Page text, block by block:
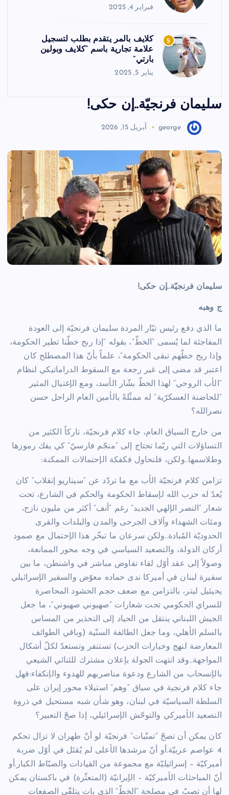
فبراير 4, 2025
5
كلايف بالمر يتقدم بطلب لتسجيل
علامة تجارية باسم “كلايف وبولين
بارتي”
يناير 5, 2025
سليمان فرنجيّة..إن حكى!
george أبريل 15, 2026
سليمان فرنجيّة..إن حكى!
ج وهبه
ما الذي دفع رئيس تيّار المردة سليمان فرنجيّة إلى العودة
المفاجئة لما يُسمى “الخطّ”، بقوله “إذا ربح خطّنا تطير الحكومة،
وإذا ربح خطّهم تبقى الحكومة”، علماً بأنّ هذا المصطلح كان
اعتبر قد مضى إلى غير رجعة مع السقوط الدراماتيكي لنظام
“الأب الروحي” لهذا الخطّ بشّار الأسد، ومع الإغتيال المثير
“للحاضنة العسكرّية” له ممثّلةً بالأمين العام الراحل حسن
نصرالله؟
من خارج السياق العام، جاء كلام فرنجيّة، تاركاً الكثير من
التساؤلات التي ربّما تحتاج إلى “منجّم فارسيّ” كي يفك رموزها
وطلاسمها..ولكن، فلنحاول فكفكة الإحتمالات الممكنة:
تزامن كلام فرنجيّة الأب مع ما تردّد عن “سيناريو إنقلاب” كان
يُعدّ له حزب الله لإسقاط الحكومة والحكم في الشارع، تحت
شعار “النصر الإلهي الجديد” رغم “أنف” أكثر من مليون نازح،
ومئات الشهداء وآلاف الجرحى والمدن والبلدات والقرى
الحدوديّة المُبادة..ولكن سرعان ما تبخّر هذا الإحتمال مع صمود
أركان الدولة، والتصعيد السياسي في وجه محور الممانعة،
وصولاً إلى عقد أوّل لقاء تفاوض مباشر في واشنطن، ما بين
سفيرة لبنان في أميركا ندى حماده معوّض والسفير الإسرائيلي
يحيئيل ليتر، بالتزامن مع ضعف حجم الحشود المحاصرة
للسراي الحكومي تحت شعارات “صهيوني صهيوني”، ما جعل
الجيش اللبناني ينتقل من الحياد إلى التحذير من المساس
بالسلم الأهلي، وما جعل الطائفة السنّية (وباقي الطوائف
المعارضة لنهج وخيارات الحزب) تستنفر وتستعدّ لكلّ أشكال
المواجهة..وقد انتهت الجولة بإعلان مشترك للثنائي الشيعي
بالإنسحاب من الشارع ودعوة مناصريهم للهدوء والإنكفاء:فهل
جاء كلام فرنجية في سياق “وهم” استيلاء محور إيران على
السلطة السياسيّة في لبنان، وهو شأن شبه مستحيل في ذروة
التصعيد الأميركي والتوحّش الإسرائيلي، إذا صحّ التعبير؟
كان يمكن أن تصحّ “تمنّيات” فرنجيّة لو أنّ طهران لا تزال تحكم
4 عواصم عربيّة.أو أنّ مرشدها الأعلى لم يُقتَل في أوّل ضربة
أميركيّة – إسرائيليّة مع مجموعة من القيادات والضبّاط الكبار.أو
أنّ المباحثات الأميركيّة – الإيرانيّة (المتعثّرة) في باكستان يمكن
لها أن تصبّ في مصلحة “الخطّ” الذي بات يتلقّى الصفعات